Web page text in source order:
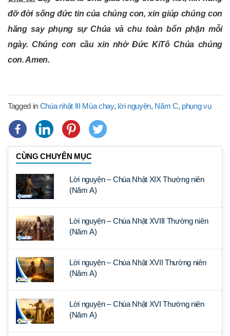
đỡ đời sống đức tin của chúng con, xin giúp chúng con
hăng say phụng sự Chúa và chu toàn bổn phận mỗi
ngày. Chúng con cầu xin nhờ Đức KiTô Chúa chúng
con. Amen.
Tagged in Chúa nhật III Mùa chay, lời nguyện, Năm C, phụng vụ
CÙNG CHUYÊN MỤC
Lời nguyện – Chúa Nhật XIX Thường niên
(Năm A)
Lời nguyện – Chúa Nhật XVIII Thường niên
(Năm A)
Lời nguyện – Chúa Nhật XVII Thường niên
(Năm A)
Lời nguyện – Chúa Nhật XVI Thường niên
(Năm A)